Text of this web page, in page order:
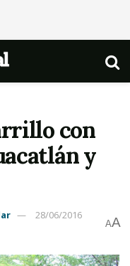
con
y
28/06/2016
AA